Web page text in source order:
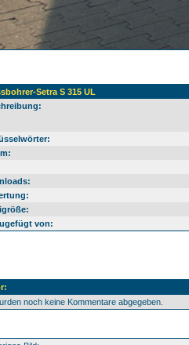
Setra S 315 UL
von:
noch keine Kommentare abgegeben.